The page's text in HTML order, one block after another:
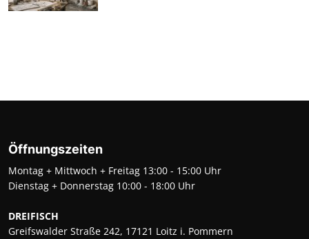
Öffnungszeiten
Montag + Mittwoch + Freitag 13:00 - 15:00 Uhr
Dienstag + Donnerstag 10:00 - 18:00 Uhr
DREIFISCH
Greifswalder Straße 242, 17121 Loitz i. Pommern